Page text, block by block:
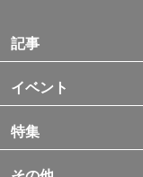
記事
イベント
特集